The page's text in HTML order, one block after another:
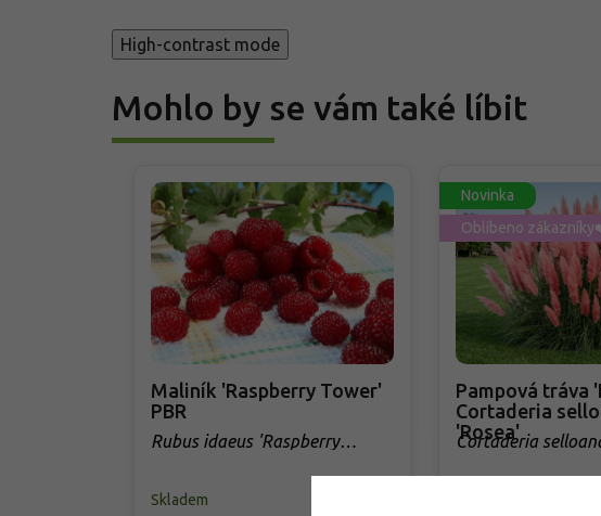
High-contrast mode
Mohlo by se vám také líbit
Maliník 'Raspberry Tower'
PBR
Rubus idaeus 'Raspberry
Skladem
Novinka
Oblíbeno
Pampová tráva
Cortaderia
'Rosea'
Cortaderia